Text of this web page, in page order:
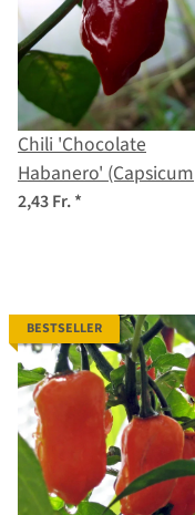
Chili 'Chocolate
Habanero' (Capsicum
chinense) Samen
2,43 Fr.*
BESTSELLER